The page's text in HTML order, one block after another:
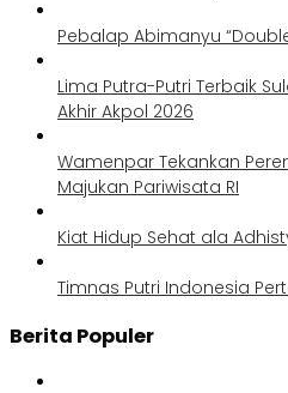
Pebalap Abimanyu
Lima Putra-Putri Terbaik
Akhir Akpol 2026
Wamenpar Tekankan
Majukan Pariwisata RI
Kiat Hidup Sehat ala
Timnas Putri Indonesia
Berita Populer